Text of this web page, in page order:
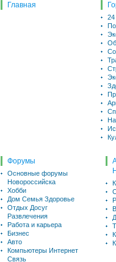
Главная
24
Форумы
Основные форумы
Новороссийска
Хобби
Дом Семья Здоровье
Отдых Досуг
Развлечения
Работа и карьера
Бизнес
Авто
Компьютеры Интернет
Связь